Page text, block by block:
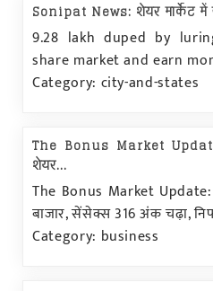
Sonipat News: शेयर मार्केट
9.28 lakh duped by
share market and earn
Category: city-and-states
The Bonus Market
शेयर...
The Bonus Market
बाजार, सेंसेक्स 316 अंक चढ़ा,
Category: business